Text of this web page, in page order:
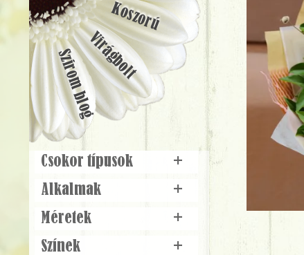
Koszorú
Virágbolt
Szirom blog
Csokor típusok
+
Alkalmak
+
Méretek
+
Színek
+